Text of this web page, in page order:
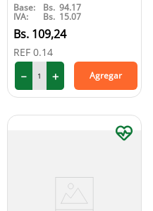
Base: Bs. 94.17
IVA: Bs. 15.07
109,24
REF 0.14
＋
－ Agregar